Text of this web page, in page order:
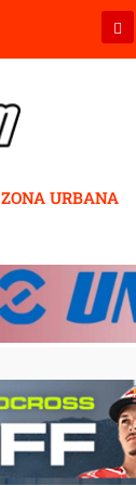
ZONA URBANA